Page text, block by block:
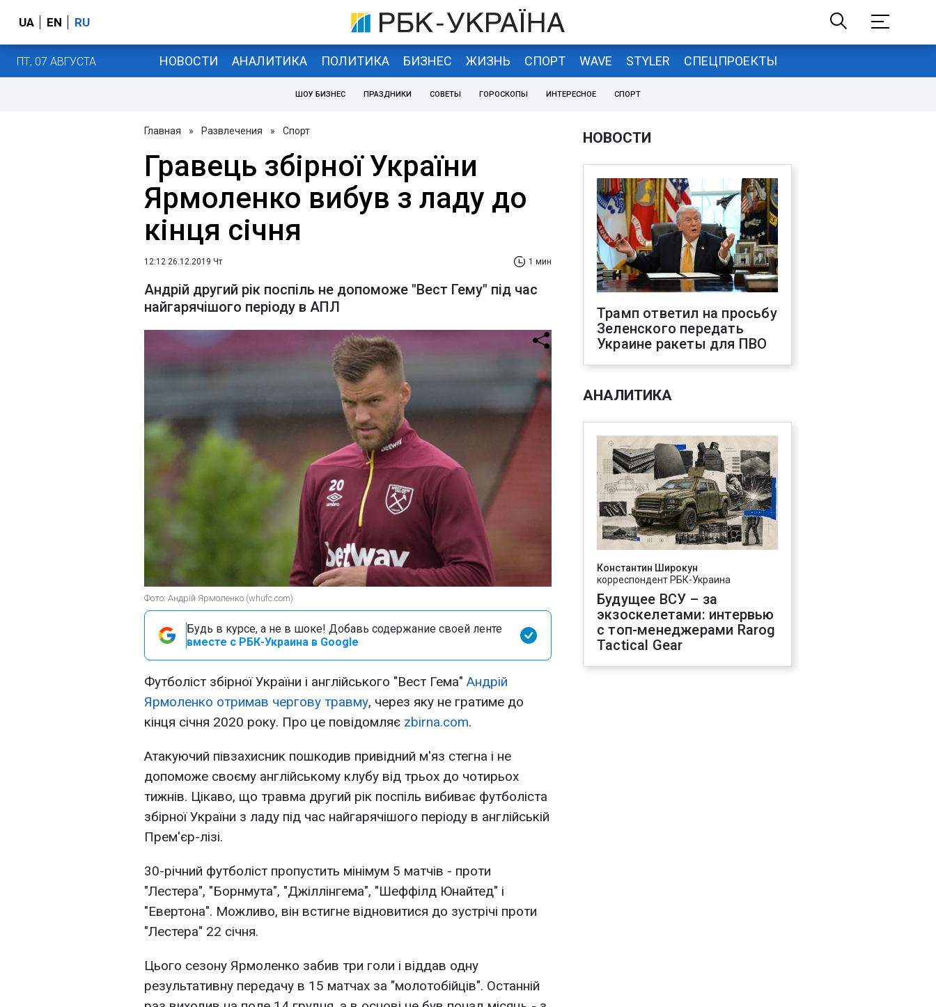
UA EN RU
ПТ, 07 АВГУСТА НОВОСТИ АНАЛИТИКА ПОЛИТИКА БИЗНЕС ЖИЗНЬ СПОРТ WAVE STYLER СПЕЦПРОЕКТЫ
ШОУ БИЗНЕС ПРАЗДНИКИ СОВЕТЫ ГОРОСКОПЫ ИНТЕРЕСНОЕ СПОРТ
Главная » Развлечения » Спорт
Гравець збірної України
Ярмоленко вибув з ладу до
кінця січня
12:12 26.12.2019 Чт 1 мин
Андрій другий рік поспіль не допоможе "Вест Гему" під час
найгарячішого періоду в АПЛ
Фото: Андрій Ярмоленко (whufc.com)
Будь в курсе, а не в шоке! Добавь содержание своей ленте
вместе с РБК-Украина в Google
Футболіст збірної України і англійського "Вест Гема" Андрій
Ярмоленко отримав чергову травму, через яку не гратиме до
кінця січня 2020 року. Про це повідомляє zbirna.com.
Атакуючий півзахисник пошкодив привідний м'яз стегна і не
допоможе своєму англійському клубу від трьох до чотирьох
тижнів. Цікаво, що травма другий рік поспіль вибиває футболіста
збірної України з ладу під час найгарячішого періоду в англійській
Прем'єр-лізі.
30-річний футболіст пропустить мінімум 5 матчів - проти
"Лестера", "Борнмута", "Джіллінгема", "Шеффілд Юнайтед" і
"Евертона". Можливо, він встигне відновитися до зустрічі проти
"Лестера" 22 січня.
Цього сезону Ярмоленко забив три голи і віддав одну
результативну передачу в 15 матчах за "молотобійців". Останній
НОВОСТИ
Трамп ответил на просьбу
Зеленского передать
Украине ракеты для ПВО
АНАЛИТИКА
Константин Широкун
корреспондент РБК-Украина
Будущее ВСУ – за
экзоскелетами: интервью
с топ-менеджерами Rarog
Tactical Gear